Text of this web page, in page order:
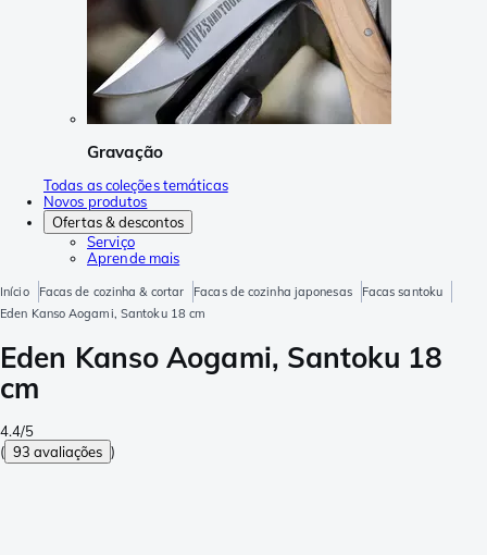
Gravação
Todas as coleções temáticas
Novos produtos
Ofertas & descontos
Serviço
Aprende mais
Início Facas de cozinha & cortar Facas de cozinha japonesas
Facas santoku
Eden Kanso Aogami, Santoku 18 cm
Eden Kanso Aogami, Santoku 18
cm
4.4/5
( 93 avaliações )